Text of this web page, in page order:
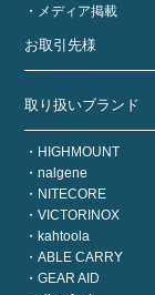
メディア掲載
お取引先様
取り扱いブランド
HIGHMOUNT
nalgene
NITECORE
VICTORINOX
kahtoola
ABLE CARRY
GEAR AID